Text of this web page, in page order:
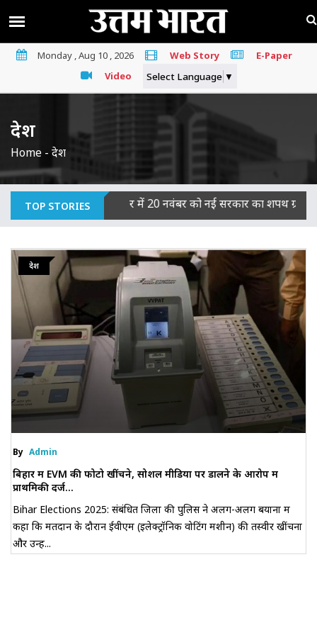
Monday , Aug 10 , 2026 Web Story
E-Paper
Video
Select Language ▼
देश
Home - देश
TOP STORIES
बिहार में 20 नवंबर को नई सरकार का शपथ ग्रहण, JDU-BJP
देश
By Admin
बिहार में EVM की फोटो खींचने, सोशल मीडिया पर डालने के आरोप में
प्राथमिकी दर्ज...
Bihar Elections 2025: संबंधित जिलों की पुलिस ने अलग-अलग बयानों में
कहा कि मतदान के दौरान ईवीएम (इलेक्ट्रॉनिक वोटिंग मशीन) की तस्वीरें खींचना
और उन्हें...